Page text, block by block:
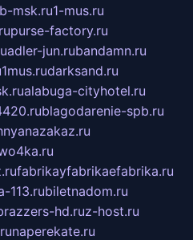
msk.ru1-mus.ru
purse-factory.ru
adler-jun.rubandamn.ru
1mus.rudarksand.ru
alabuga-cityhotel.ru
blagodarenie-spb.ru
fabrikayfabrikaefabrika.ru
113.rubiletnadom.ru
hd.ruz-host.ru
naperekate.ru